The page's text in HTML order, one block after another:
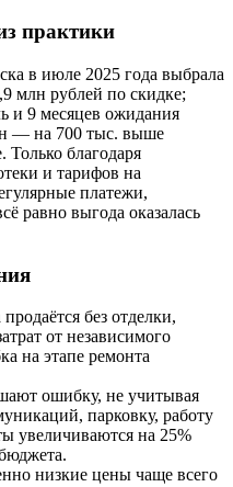
практики
в июле 2025 года выбрала
млн рублей по скидке;
и 9 месяцев ожидания
— на 700 тыс. выше
Только благодаря
и тарифов на
платежи,
равно выгода оказалась
без отделки,
от независимого
на этапе ремонта
ошибку, не учитывая
парковку, работу
увеличиваются на 25%
низкие цены чаще всего